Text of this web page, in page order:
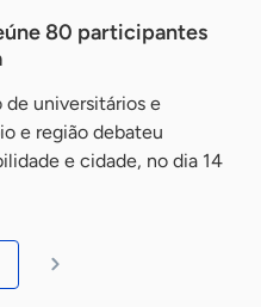
80 participantes
universitários e
e região debateu
e cidade, no dia 14